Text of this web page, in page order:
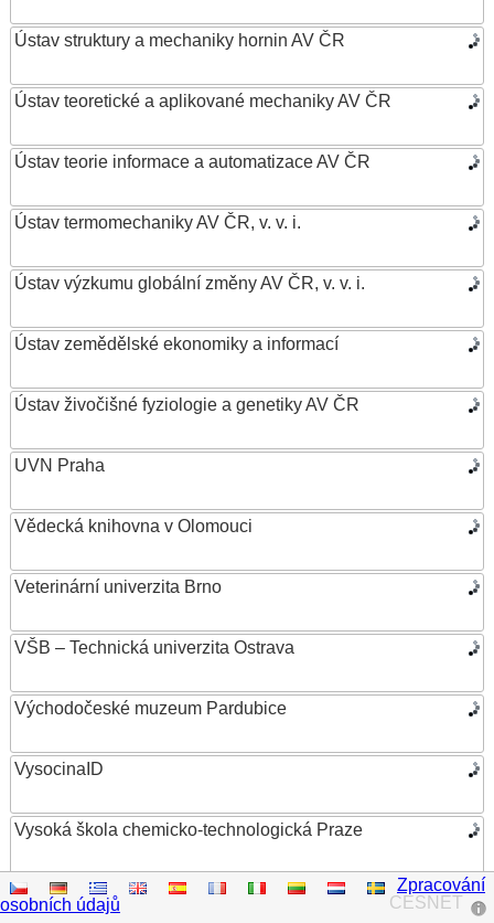
Ústav struktury a mechaniky hornin AV ČR
Ústav teoretické a aplikované mechaniky AV ČR
Ústav teorie informace a automatizace AV ČR
Ústav termomechaniky AV ČR, v. v. i.
Ústav výzkumu globální změny AV ČR, v. v. i.
Ústav zemědělské ekonomiky a informací
Ústav živočišné fyziologie a genetiky AV ČR
UVN Praha
Vědecká knihovna v Olomouci
Veterinární univerzita Brno
VŠB – Technická univerzita Ostrava
Východočeské muzeum Pardubice
VysocinaID
Vysoká škola chemicko-technologická Praze
Vysoká škola ekonomická v Praze
CESNET
Zpracování
osobních údajů